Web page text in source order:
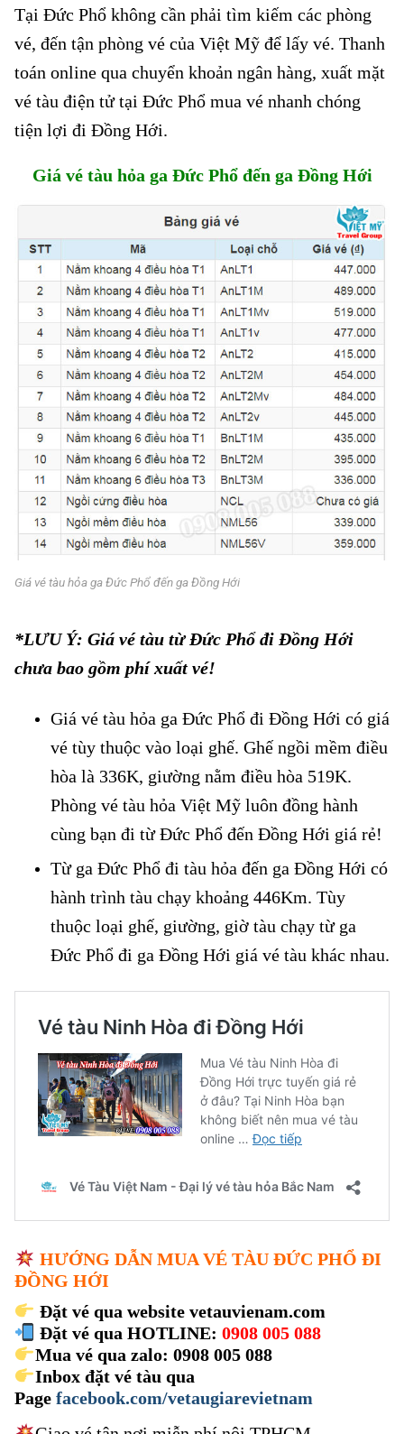
Tại Đức Phổ không cần phải tìm kiếm các phòng
vé, đến tận phòng vé của Việt Mỹ để lấy vé. Thanh
toán online qua chuyển khoản ngân hàng, xuất mặt
vé tàu điện tử tại Đức Phổ mua vé nhanh chóng
tiện lợi đi Đồng Hới.
Giá vé tàu hỏa ga Đức Phổ đến ga Đồng Hới
Giá vé tàu hỏa ga Đức Phổ đến ga Đồng Hới
*LƯU Ý: Giá vé tàu từ Đức Phổ đi Đồng Hới
chưa bao gồm phí xuất vé!
Giá vé tàu hỏa ga Đức Phổ đi Đồng Hới có giá
vé tùy thuộc vào loại ghế. Ghế ngồi mềm điều
hòa là 336K, giường nằm điều hòa 519K.
Phòng vé tàu hỏa Việt Mỹ luôn đồng hành
cùng bạn đi từ Đức Phổ đến Đồng Hới giá rẻ!
Từ ga Đức Phổ đi tàu hỏa đến ga Đồng Hới có
hành trình tàu chạy khoảng 446Km. Tùy
thuộc loại ghế, giường, giờ tàu chạy từ ga
Đức Phổ đi ga Đồng Hới giá vé tàu khác nhau.
HƯỚNG DẪN MUA VÉ TÀU ĐỨC PHỔ ĐI
ĐỒNG HỚI
Đặt vé qua website vetauvienam.com
Đặt vé qua HOTLINE: 0908 005 088
Mua vé qua zalo: 0908 005 088
Inbox đặt vé tàu qua
Page facebook.com/vetaugiarevietnam